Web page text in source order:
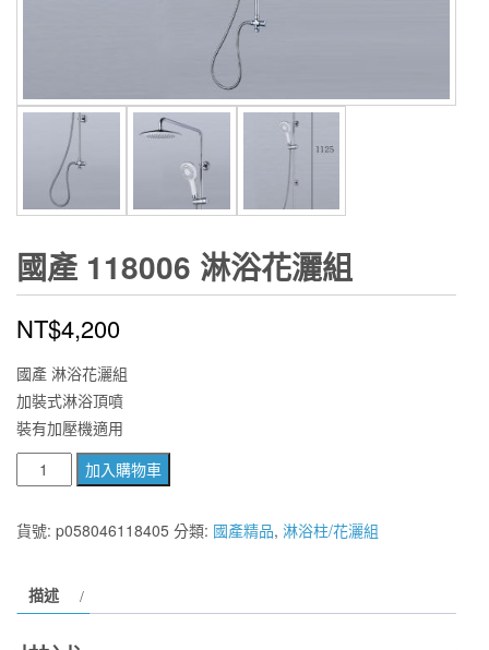
國產 118006 淋浴花灑組
NT$4,200
國產 淋浴花灑組
加裝式淋浴頂噴
裝有加壓機適用
產
118006
淋
花
加入購物車
貨號: p058046118405 分類: 國產精品, 淋浴柱/花灑組
描述